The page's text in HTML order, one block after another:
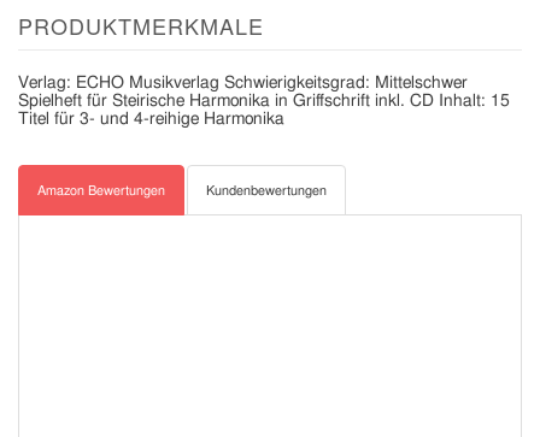
PRODUKTMERKMALE
Verlag: ECHO Musikverlag Schwierigkeitsgrad: Mittelschwer
Spielheft für Steirische Harmonika in Griffschrift inkl. CD Inhalt: 15
Titel für 3- und 4-reihige Harmonika
Amazon Bewertungen Kundenbewertungen